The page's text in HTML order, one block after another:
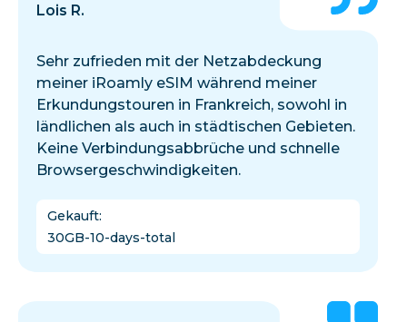
Lois R.
Sehr zufrieden mit der Netzabdeckung
meiner iRoamly eSIM während meiner
Erkundungstouren in Frankreich, sowohl in
ländlichen als auch in städtischen Gebieten.
Keine Verbindungsabbrüche und schnelle
Browsergeschwindigkeiten.
Gekauft:
30GB-10-days-total